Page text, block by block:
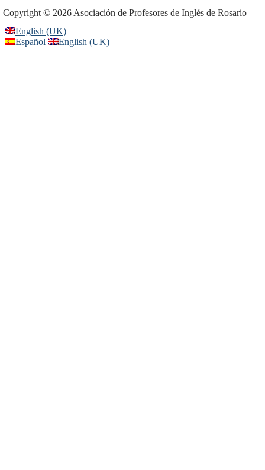
Copyright © 2026 Asociación de Profesores de Inglés de Rosario
English (UK)
Español
English (UK)